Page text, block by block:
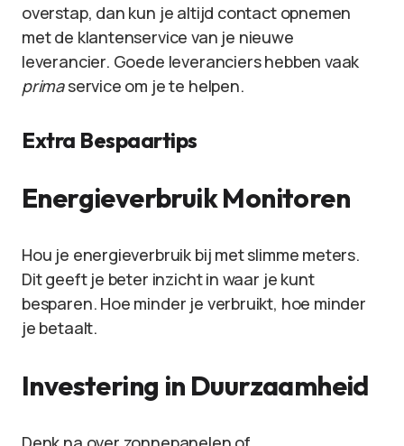
overstap, dan kun je altijd contact opnemen
met de klantenservice van je nieuwe
leverancier. Goede leveranciers hebben vaak
primaservice om je te helpen.
Extra Bespaartips
Energieverbruik Monitoren
Hou je energieverbruik bij met slimme meters.
Dit geeft je beter inzicht in waar je kunt
besparen. Hoe minder je verbruikt, hoe minder
je betaalt.
Investering in Duurzaamheid